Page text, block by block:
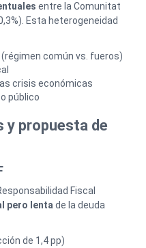
entre la Comunitat
Esta heterogeneidad
común vs. fueros)
crisis económicas
público
y propuesta de
Fiscal
pero lentade la deuda
de 1,4 pp)